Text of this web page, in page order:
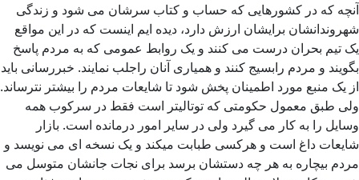
آنچه که در کشورهایی که حساب و کتاب سرشان می شود و زندگی
شهروندانشان برایشان ارزش دارد، دیده ایم اینست که در این مواقع
یک تیم بحران درست می کنند و یک روابط عمومی که به مردم پاسخ
بگویند و مردم رابسیج کنند و همیاری آنان راجلب نمایند. خبررسانی باید
از یک منبع مورد اطمینان پخش شود تا شایعات مردم را بیشتر نترساند.
ولی طبق معمول حکومتی که توتالیتر است فقط در سرکوب همه
وسایل را به کار می گیرد ولی در سایر امور درمانده است. بازار
شایعات داغ است و هرکسی طبابت میکند و یک نسخه ای می نویسد و
مردم بیچاره به هر چه دستشان برسد برای نجات جانشان متوسل می